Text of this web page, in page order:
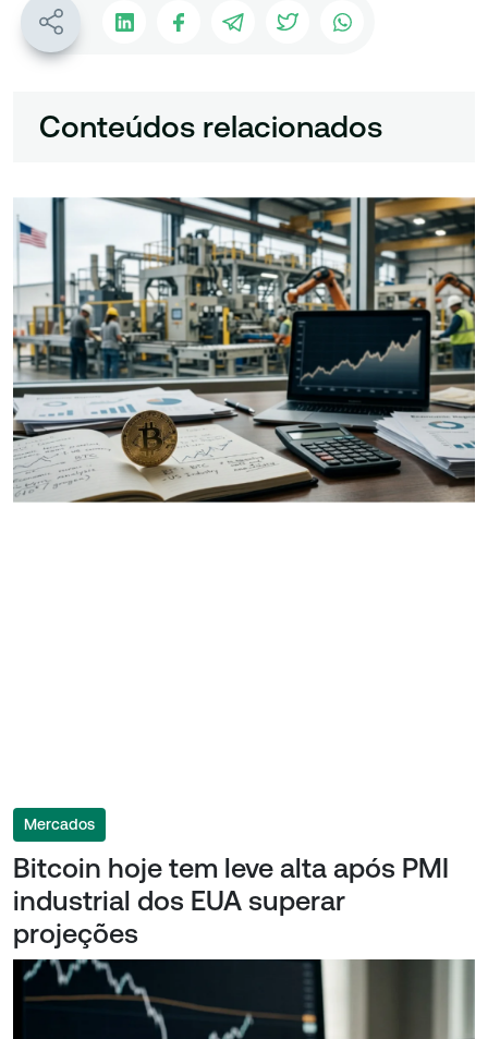
Conteúdos relacionados
Mercados
Bitcoin hoje tem leve alta após PMI
industrial dos EUA superar
projeções